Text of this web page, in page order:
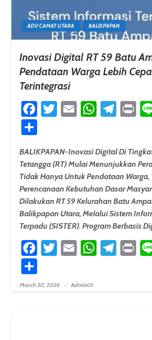
ADV CAMAT UTARA BALIKPAPAN
Inovasi Digital RT 59 Batu
Pendataan Warga Lebih
Terintegrasi
Facebook
Twitter
Email
Share
BALIKPAPAN-Inovasi Digital Di
Tetangga (RT) Mulai Menunjukkan
Tidak Hanya Untuk Pendataan Warga,
Perencanaan Kebutuhan Dasar
Dilakukan RT 59 Kelurahan Batu
Balikpapan Utara, Melalui Sistem
Terpadu (SISTER). Program Berbasis
Facebook
Twitter
Email
Share
Posted On
March 30, 2026 Admin01